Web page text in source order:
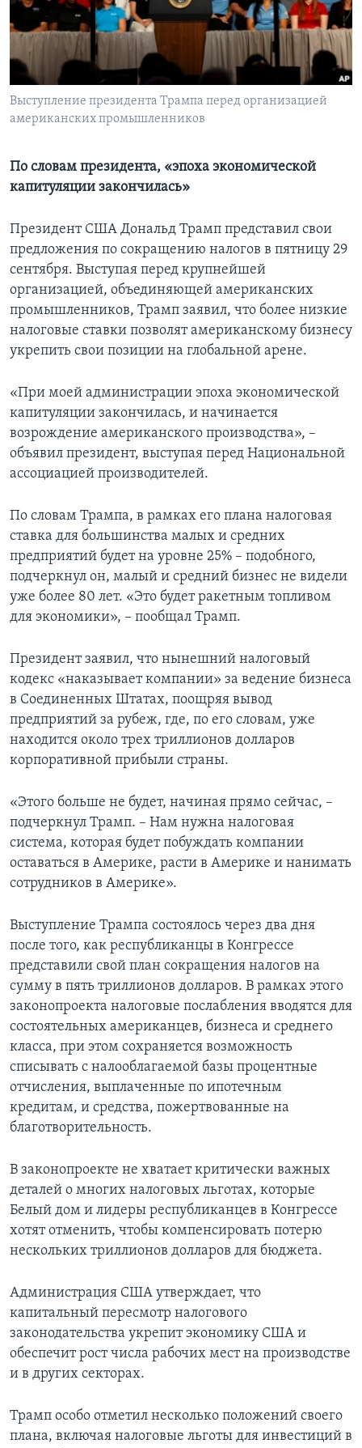
Learning English
СОЦИАЛЬНЫЕ СЕТИ
Выступление президента Трампа перед организацией
американских промышленников
По словам президента, «эпоха экономической
капитуляции закончилась»
Президент США Дональд Трамп представил свои
предложения по сокращению налогов в пятницу 29
сентября. Выступая перед крупнейшей
организацией, объединяющей американских
промышленников, Трамп заявил, что более низкие
налоговые ставки позволят американскому бизнесу
укрепить свои позиции на глобальной арене.
«При моей администрации эпоха экономической
капитуляции закончилась, и начинается
возрождение американского производства», –
объявил президент, выступая перед Национальной
ассоциацией производителей.
По словам Трампа, в рамках его плана налоговая
ставка для большинства малых и средних
предприятий будет на уровне 25% – подобного,
подчеркнул он, малый и средний бизнес не видели
уже более 80 лет. «Это будет ракетным топливом
для экономики», – пообщал Трамп.
Президент заявил, что нынешний налоговый
кодекс «наказывает компании» за ведение бизнеса
в Соединенных Штатах, поощряя вывод
предприятий за рубеж, где, по его словам, уже
находится около трех триллионов долларов
корпоративной прибыли страны.
«Этого больше не будет, начиная прямо сейчас, –
подчеркнул Трамп. – Нам нужна налоговая
система, которая будет побуждать компании
оставаться в Америке, расти в Америке и нанимать
сотрудников в Америке».
Выступление Трампа состоялось через два дня
после того, как республиканцы в Конгрессе
представили свой план сокращения налогов на
сумму в пять триллионов долларов. В рамках этого
законопроекта налоговые послабления вводятся для
состоятельных американцев, бизнеса и среднего
класса, при этом сохраняется возможность
списывать с налооблагаемой базы процентные
отчисления, выплаченные по ипотечным
кредитам, и средства, пожертвованные на
благотворительность.
В законопроекте не хватает критически важных
деталей о многих налоговых льготах, которые
Белый дом и лидеры республиканцев в Конгрессе
хотят отменить, чтобы компенсировать потерю
нескольких триллионов долларов для бюджета.
Администрация США утверждает, что
капитальный пересмотр налогового
законодательства укрепит экономику США и
обеспечит рост числа рабочих мест на производстве
и в других секторах.
Трамп особо отметил несколько положений своего
плана, включая налоговые льготы для инвестиций в